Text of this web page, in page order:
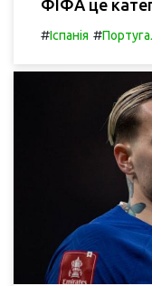
ФІФА це
#Іспанія #